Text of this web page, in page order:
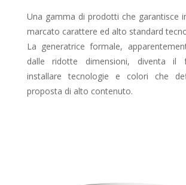
Una gamma di prodotti che garantisce
marcato carattere ed alto standard
La generatrice formale,
dalle ridotte dimensioni, diventa il
installare tecnologie e colori che
proposta di alto contenuto.